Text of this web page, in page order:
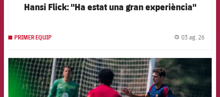
Hansi Flick: "Ha estat una gran experiència"
PRIMER EQUIP 03 ag. 26
FCB Barcelona badge